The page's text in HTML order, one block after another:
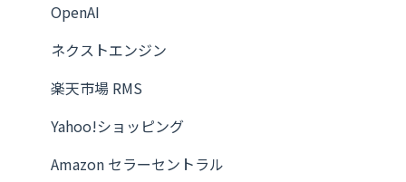
OpenAI
ネクストエンジン
楽天市場 RMS
Yahoo!ショッピング
Amazon セラーセントラル